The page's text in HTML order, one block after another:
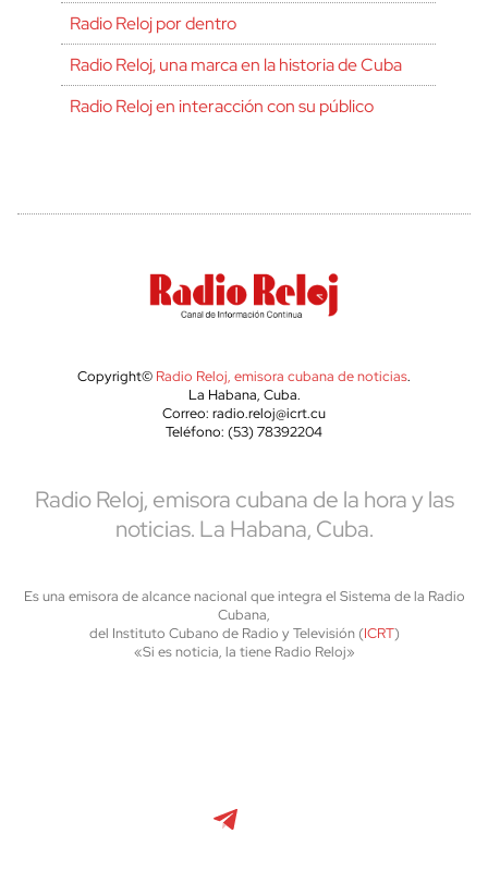
Radio Reloj por dentro
Radio Reloj, una marca en la historia de Cuba
Radio Reloj en interacción con su público
Copyright© Radio Reloj, emisora cubana de noticias.
La Habana, Cuba.
Correo: radio.reloj@icrt.cu
Teléfono: (53) 78392204
Radio Reloj, emisora cubana de la hora y las
noticias. La Habana, Cuba.
Es una emisora de alcance nacional que integra el Sistema de la Radio
Cubana,
del Instituto Cubano de Radio y Televisión (ICRT)
«Si es noticia, la tiene Radio Reloj»